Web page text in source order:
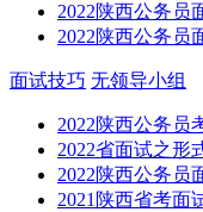
2022陕西公务员
2022陕西公务员
面试技巧 无领导小组
2022陕西公务员
2022省面试之形
2022陕西公务员
2021陕西省考面